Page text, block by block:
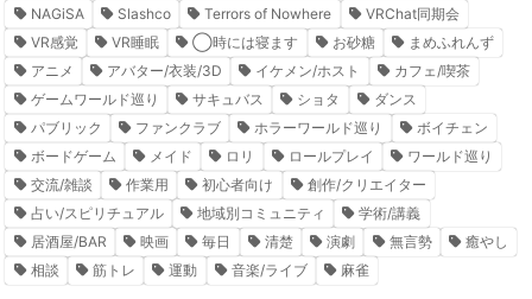
NAGiSA Slashco Terrors of Nowhere
VRChat同期会
VR感覚
VR睡眠 ◯時には寝ます お砂糖
まめふれんず
アニメ
アバター/衣装/3D イケメン/ホスト
カフェ/喫茶
ゲームワールド巡り
サキュバス ショタ
ダンス
パブリック
ファンクラブ ホラーワールド巡り
ボイチェン
ボードゲーム
メイド ロリ ロールプレイ
ワールド巡り
交流/雑談
作業用 初心者向け
創作/クリエイター
占い/スピリチュアル
地域別コミュニティ
学術/講義
居酒屋/BAR
映画 毎日 清楚 演劇 無言勢
癒やし
相談
筋トレ 運動 音楽/ライブ 麻雀